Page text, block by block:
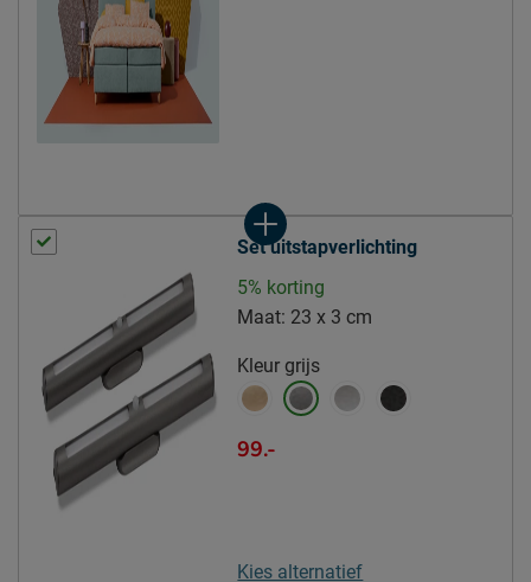
Aantal veren per m2
(circa)
Matras(sen)
Type comfortlaag
polyether SG25
Aantal veren per m2
Aantal slagen veer
matrassen
5.5
Comfortzones -
Matrassen (value)
7 zones
Hardheid Matrassen stevig
Topper
HR-schuim
Set uitstapverlichting
5% korting
Maat: 23 x 3 cm
Kleur grijs
99.-
Kies alternatief